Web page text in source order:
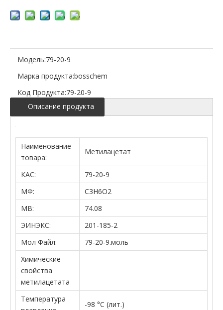
Модель:79-20-9
Марка продукта:bosschem
Код Продукта:79-20-9
Описание продукта
Наименование
товара:
Метилацетат
КАС:
79-20-9
МФ:
C3H6O2
МВ:
74.08
ЭИНЭКС:
201-185-2
Мол Файл:
79-20-9.моль
Химические
свойства
метилацетата
Температура
-98 °С (лит.)